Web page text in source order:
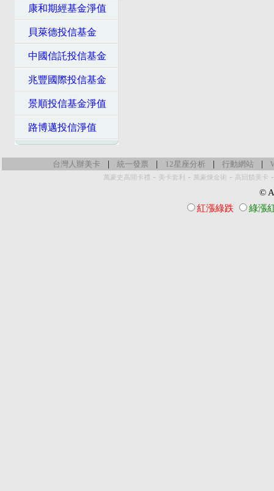
康和期經基金淨值
貝萊德投信基金
中國信託投信基金
兆豐國際投信基金
景順投信基金淨值
路博邁投信淨值
台灣人辦美卡 | 統一發票 | 12星座分析 | 行動網站 |
萬豪史高開卡禮 - 美卡套利 - 萬豪煉金術 - 高回饋美卡
©
紅漲綠跌
綠漲